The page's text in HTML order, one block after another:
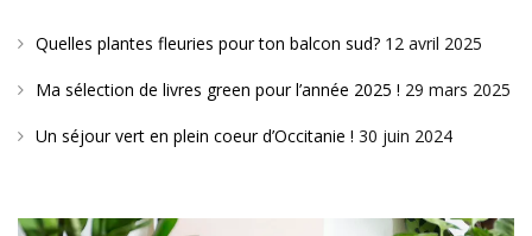
Quelles plantes fleuries pour ton balcon sud? 12 avril 2025
Ma sélection de livres green pour l’année 2025 ! 29 mars 2025
Un séjour vert en plein coeur d’Occitanie ! 30 juin 2024